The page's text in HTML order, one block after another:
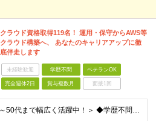
クラウド資格取得119名！ 運用・保守からAWS等
クラウド構築へ、 あなたのキャリアアップに徹
底伴走します
未経験歓迎 学歴不問 ベテランOK
完全週休2日 賞与複数月 面接1回
＜20代～50代まで幅広く活躍中！＞ ◆学歴不問 ◆何らかのインフラ関連の実務経験 ★経験年数不問/運用監視レベルも歓迎 ＜こんな方は大歓迎！＞ ◎今の収入に不満がある ◎もっと上流の案件で活躍した